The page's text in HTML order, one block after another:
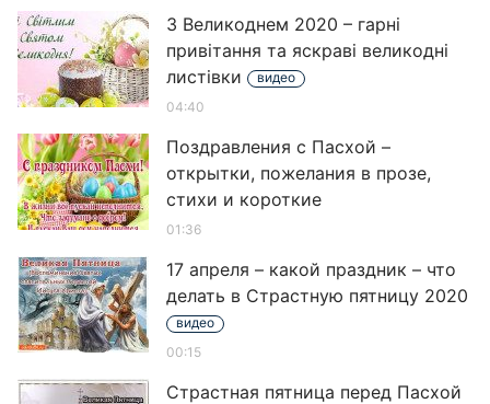
З Великоднем 2020 – гарні
привітання та яскраві великодні
листівки
видео
04:40
Поздравления с Пасхой –
открытки, пожелания в прозе,
стихи и короткие
01:36
17 апреля – какой праздник – что
делать в Страстную пятницу 2020
видео
00:15
Страстная пятница перед Пасхой